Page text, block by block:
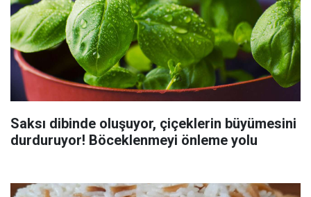
Saksı dibinde oluşuyor, çiçeklerin büyümesini
durduruyor! Böceklenmeyi önleme yolu